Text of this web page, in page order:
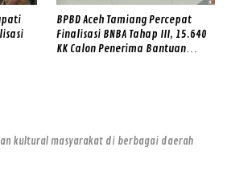
BPBD Aceh Tamiang Percepat
Finalisasi BNBA Tahap III, 15.640
KK Calon Penerima Bantuan
kultural masyarakat di berbagai daerah